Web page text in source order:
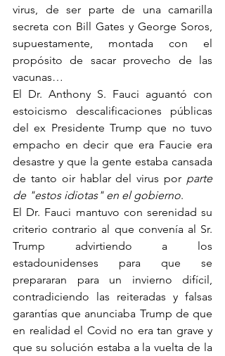
virus, de ser parte de una camarilla
secreta con Bill Gates y George Soros,
supuestamente, montada con el
propósito de sacar provecho de las
vacunas…
El Dr. Anthony S. Fauci aguantó con
estoicismo descalificaciones públicas
del ex Presidente Trump que no tuvo
empacho en decir que era Faucie era
desastre y que la gente estaba cansada
de tanto oir hablar del virus por parte
de "estos idiotas" en el gobierno.
El Dr. Fauci mantuvo con serenidad su
criterio contrario al que convenía al Sr.
Trump advirtiendo a los
estadounidenses para que se
prepararan para un invierno difícil,
contradiciendo las reiteradas y falsas
garantías que anunciaba Trump de que
en realidad el Covid no era tan grave y
que su solución estaba a la vuelta de la